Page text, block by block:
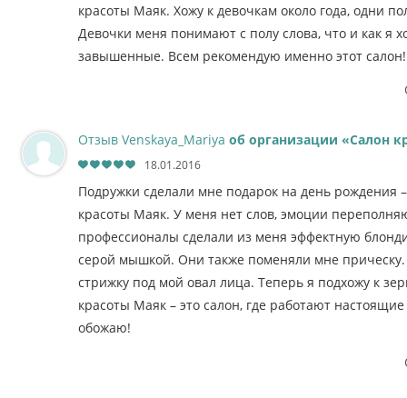
красоты Маяк. Хожу к девочкам около года, одни
Девочки меня понимают с полу слова, что и как я
завышенные. Всем рекомендую именно этот салон!
Отзыв Venskaya_Mariya об организации «Салон
18.01.2016
Подружки сделали мне подарок на день рождения
красоты Маяк. У меня нет слов, эмоции
профессионалы сделали из меня эффектную
серой мышкой. Они также поменяли мне
стрижку под мой овал лица. Теперь я подхожу к
красоты Маяк – это салон, где работают
обожаю!